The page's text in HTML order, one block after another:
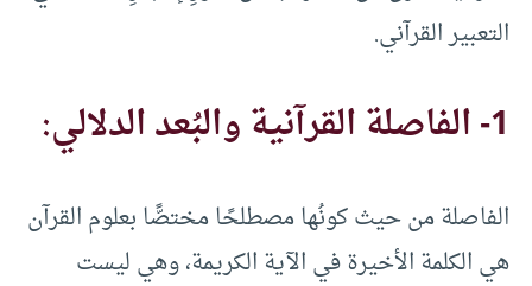
التعبير القرآني.
1- الفاصلة القرآنية والبُعد الدلالي:
الفاصلة من حيث كونُها مصطلحًا مختصًّا بعلوم القرآن
هي الكلمة الأخيرة في الآية الكريمة، وهي ليست